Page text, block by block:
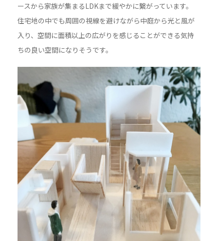
ースから家族が集まるLDKまで緩やかに繋がっています。
住宅地の中でも周囲の視線を避けながら中庭から光と風が
入り、空間に面積以上の広がりを感じることができる気持
ちの良い空間になりそうです。